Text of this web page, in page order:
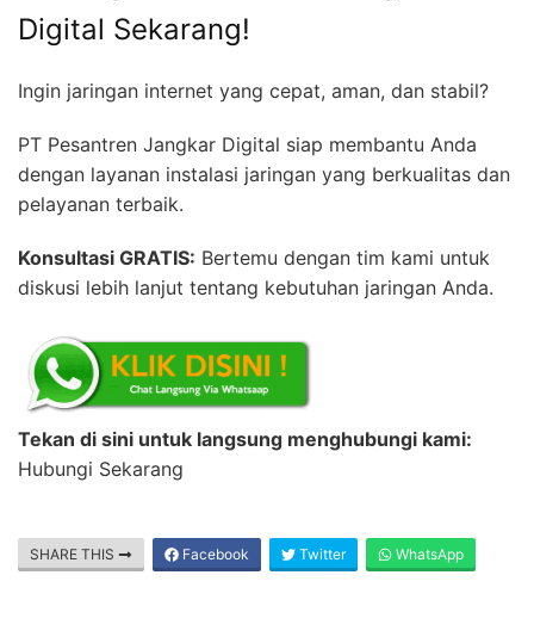
Digital Sekarang!
Ingin jaringan internet yang cepat, aman, dan stabil?
PT Pesantren Jangkar Digital siap membantu Anda
dengan layanan instalasi jaringan yang berkualitas dan
pelayanan terbaik.
Konsultasi GRATIS: Bertemu dengan tim kami untuk
diskusi lebih lanjut tentang kebutuhan jaringan Anda.
Tekan di sini untuk langsung menghubungi kami:
Hubungi Sekarang
SHARE THIS Facebook Twitter WhatsApp